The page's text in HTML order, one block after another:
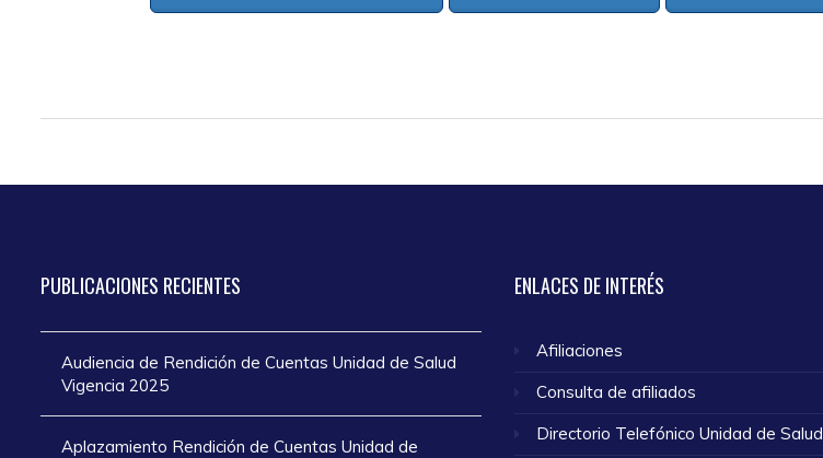
PUBLICACIONES RECIENTES
Audiencia de Rendición de Cuentas Unidad de Salud
Vigencia 2025
Aplazamiento Rendición de Cuentas Unidad de
ENLACES DE INTERÉS
Afiliaciones
Consulta de afiliados
Directorio Telefónico Unidad de Salud